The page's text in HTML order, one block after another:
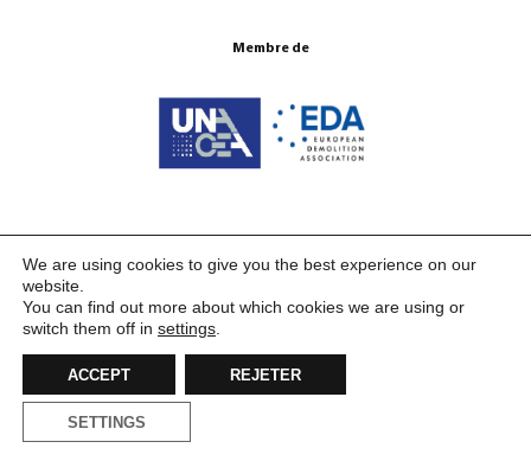
Membre de
We are using cookies to give you the best experience on our
website.
You can find out more about which cookies we are using or
switch them off in settings
ACCEPT REJETER
SETTINGS